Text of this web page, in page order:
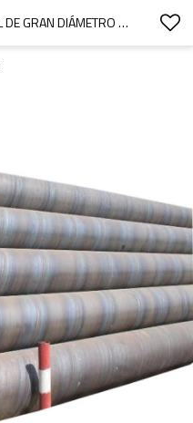
TUBO DE ACERO EN ESPIRAL DE GRAN DIÁMETRO TIANJIN YOUFA TUBOS DE ACERO SSAW